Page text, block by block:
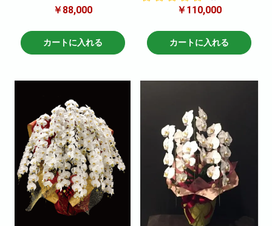
適! お誕生日祝い・お店の周年
にも豪華な胡蝶蘭は最適です!
商品について
￥88,000
カートに入れる
開設お祝い・移転お祝いに最適!
いにも豪華な胡蝶蘭は最適です!
商品について
￥110,000
カートに入れる